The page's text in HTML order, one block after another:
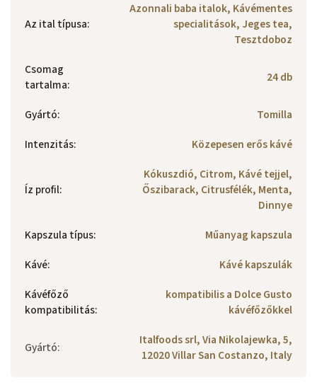
Az ital típusa:
Azonnali baba italok, Kávémentes
specialitások, Jeges tea,
Tesztdoboz
Csomag
tartalma: 24 db
Gyártó:
Tomilla
Intenzitás: Közepesen erős kávé
Íz profil:
Kókuszdió, Citrom, Kávé tejjel,
Őszibarack, Citrusfélék, Menta,
Dinnye
Kapszula típus:
Műanyag kapszula
Kávé:
Kávé kapszulák
Kávéfőző
kompatibilitás:
kompatibilis a Dolce Gusto
kávéfőzőkkel
Gyártó:
Italfoods srl, Via Nikolajewka, 5,
12020 Villar San Costanzo, Italy